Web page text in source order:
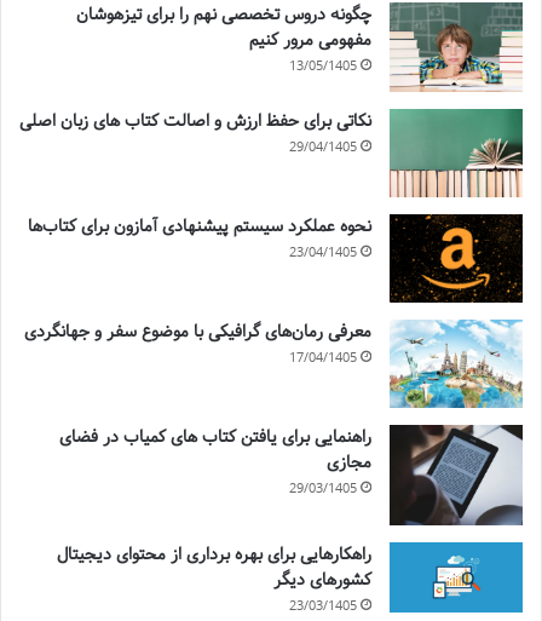
چگونه دروس تخصصی نهم را برای تیزهوشان
مفهومی مرور کنیم
13/05/1405
نکاتی برای حفظ ارزش و اصالت کتاب های زبان اصلی
29/04/1405
نحوه عملکرد سیستم پیشنهادی آمازون برای کتاب‌ها
23/04/1405
معرفی رمان‌های گرافیکی با موضوع سفر و جهانگردی
17/04/1405
راهنمایی برای یافتن کتاب های کمیاب در فضای
مجازی
29/03/1405
راهکارهایی برای بهره برداری از محتوای دیجیتال
کشورهای دیگر
23/03/1405